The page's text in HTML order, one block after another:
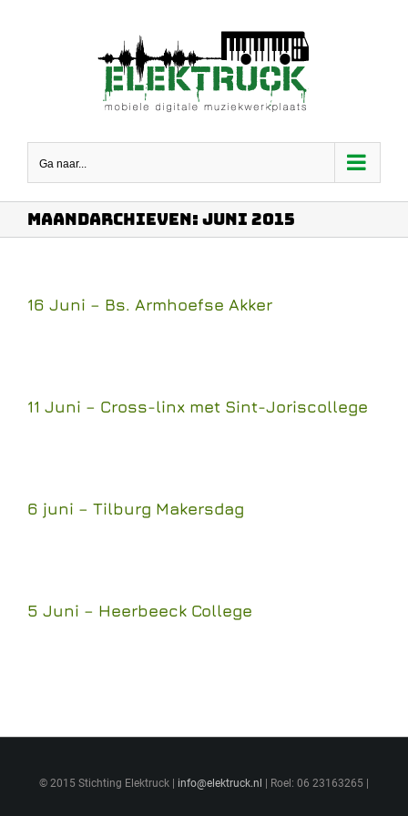
Ga naar...
Maandarchieven: juni 2015
16 Juni – Bs. Armhoefse Akker
11 Juni – Cross-linx met Sint-Joriscollege
6 juni – Tilburg Makersdag
5 Juni – Heerbeeck College
© 2015 Stichting Elektruck | info@elektruck.nl | Roel: 06 23163265 |